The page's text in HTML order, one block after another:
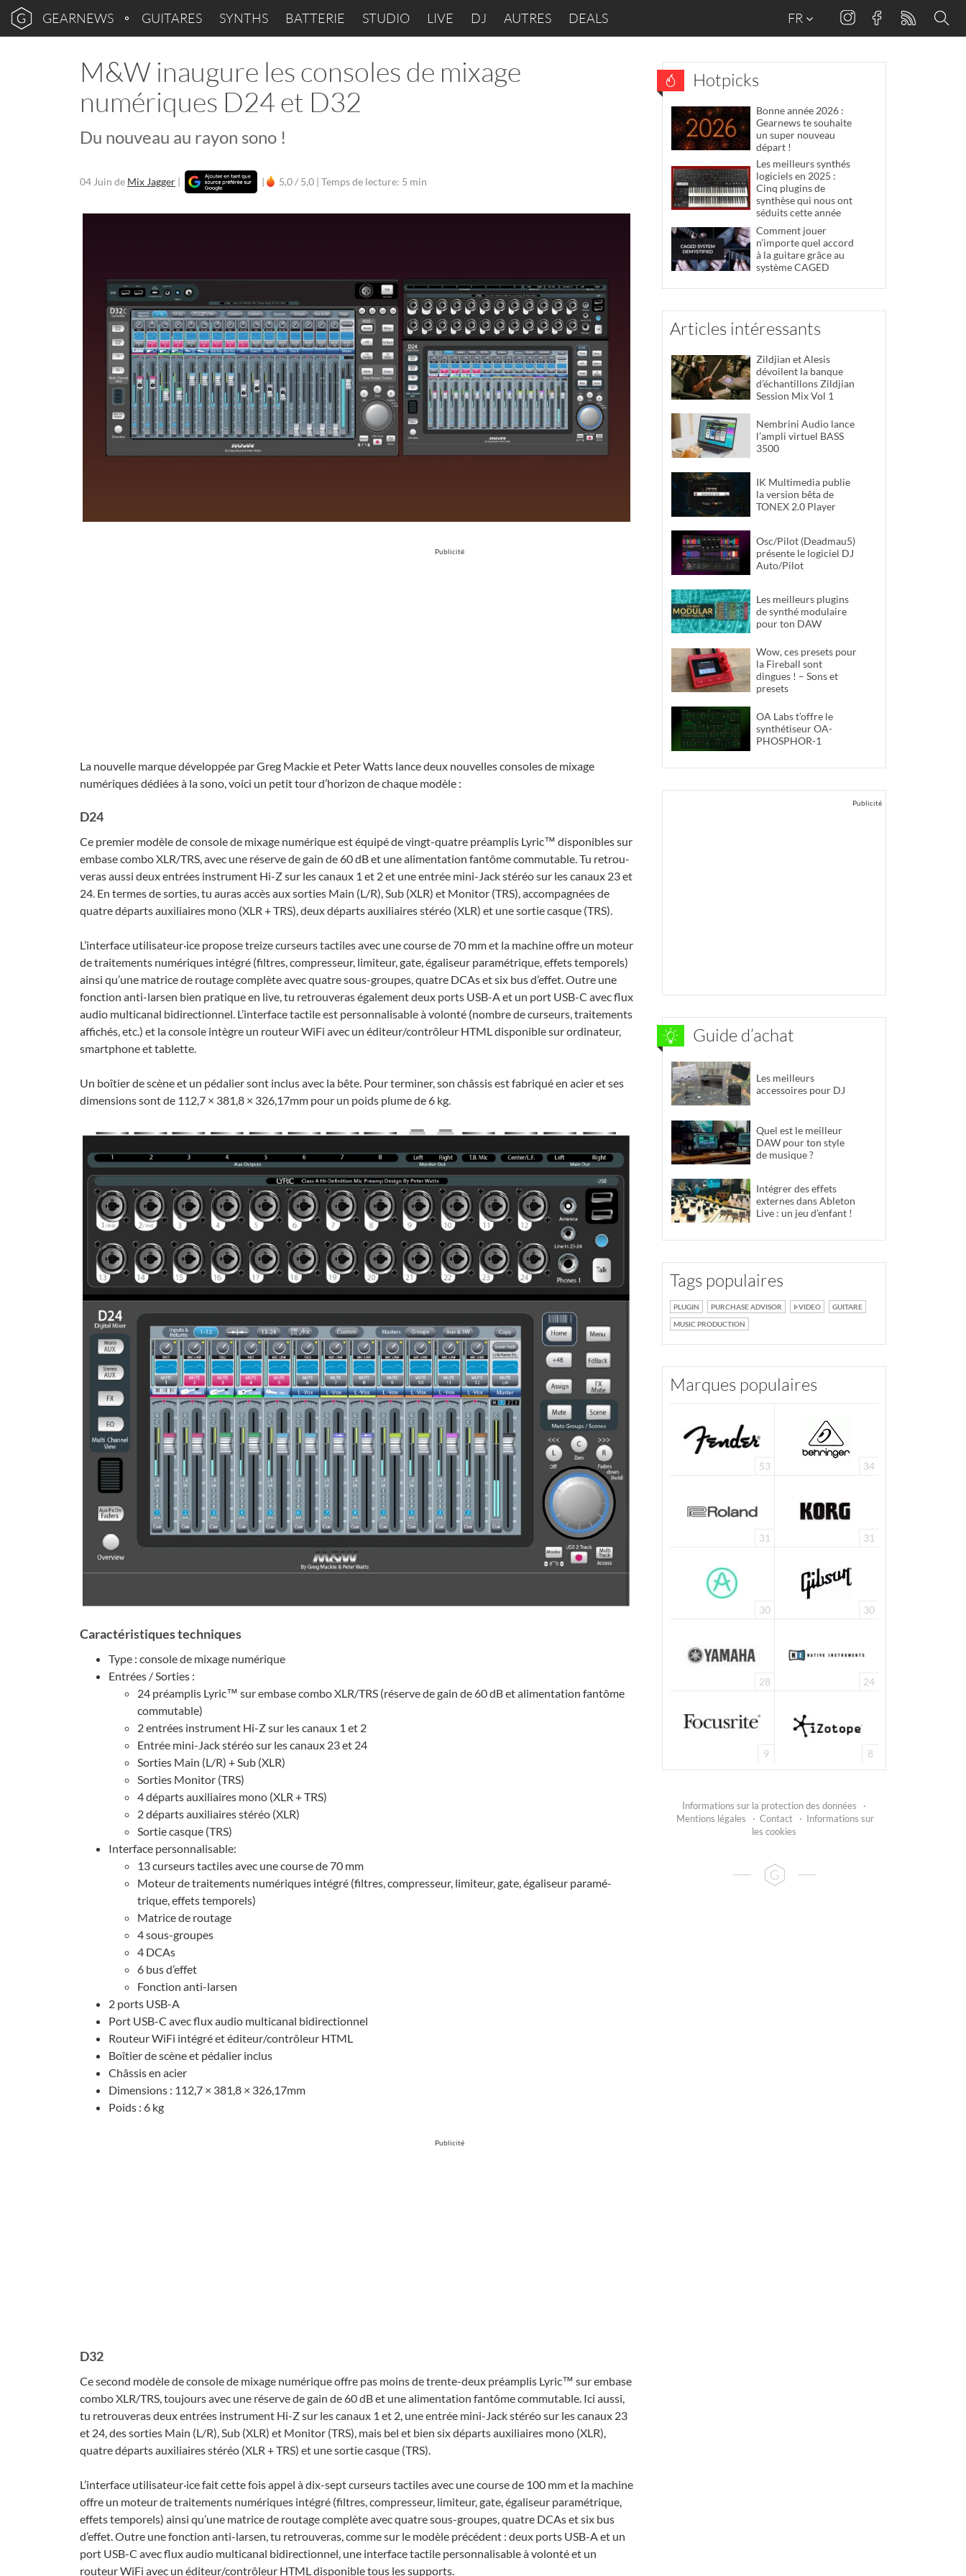
GEARNEWS GUITARES SYNTHS BATTERIE STUDIO LIVE DJ AUTRES DEALS FR
M&W inaugure les consoles de mixage
numériques D24 et D32
Du nouveau au rayon sono !
04 Juin de Mix Jagger | | 5,0 / 5,0 | Temps de lecture: 5 min
Publicité
La nouvelle marque développée par Greg Mackie et Peter Watts lance deux nouvelles consoles de mixage
numériques dédiées à la sono, voici un petit tour d’horizon de chaque modèle :
D24
Ce premier modèle de console de mixage numé­rique est équi­pé de vingt-quatre préam­plis Lyric™ dispo­nibles sur
embase combo XLR/TRS, avec une réserve de gain de 60 dB et une alimen­ta­tion fantôme commu­table. Tu retrou­
ve­ras aussi deux entrées instru­ment Hi-Z sur les canaux 1 et 2 et une entrée mini-Jack stéréo sur les canaux 23 et
24. En termes de sorties, tu auras accès aux sorties Main (L/R), Sub (XLR) et Moni­tor (TRS), accom­pa­gnées de
quatre départs auxi­liaires mono (XLR + TRS), deux départs auxi­liaires stéréo (XLR) et une sortie casque (TRS).
L’in­ter­face utilisateur·ice propose treize curseurs tactiles avec une course de 70 mm et la machine offre un moteur
de trai­te­ments numé­riques inté­gré (filtres, compres­seur, limi­teur, gate, égali­seur para­mé­trique, effets tempo­rels)
ainsi qu’une matrice de routage complète avec quatre sous-groupes, quatre DCAs et six bus d’ef­fet. Outre une
fonc­tion anti-larsen bien pratique en live, tu retrou­ve­ras égale­ment deux ports USB-A et un port USB-C avec flux
audio multi­ca­nal bidi­rec­tion­nel. L’in­ter­face tactile est person­na­li­sable à volonté (nombre de curseurs, trai­te­ments
affi­chés, etc.) et la console intègre un routeur WiFi avec un éditeur/contrô­leur HTML dispo­nible sur ordi­na­teur,
smart­phone et tablette.
Un boîtier de scène et un péda­lier sont inclus avec la bête. Pour termi­ner, son châs­sis est fabriqué en acier et ses
dimen­sions sont de 112,7 × 381,8 × 326,17mm pour un poids plume de 6 kg.
Carac­té­ris­tiques tech­niques
Type : console de mixage numé­rique
Entrées / Sorties :
24 préam­plis Lyric™ sur embase combo XLR/TRS (réserve de gain de 60 dB et alimen­ta­tion fantôme
commu­table)
2 entrées instru­ment Hi-Z sur les canaux 1 et 2
Entrée mini-Jack stéréo sur les canaux 23 et 24
Sorties Main (L/R) + Sub (XLR)
Sorties Moni­tor (TRS)
4 départs auxi­liaires mono (XLR + TRS)
2 départs auxi­liaires stéréo (XLR)
Sortie casque (TRS)
Inter­face person­na­li­sable:
13 curseurs tactiles avec une course de 70 mm
Moteur de trai­te­ments numé­riques inté­gré (filtres, compres­seur, limi­teur, gate, égali­seur para­mé­
trique, effets tempo­rels)
Matrice de routage
4 sous-groupes
4 DCAs
6 bus d’ef­fet
Fonc­tion anti-larsen
2 ports USB-A
Port USB-C avec flux audio multi­ca­nal bidi­rec­tion­nel
Routeur WiFi inté­gré et éditeur/contrô­leur HTML
Boîtier de scène et péda­lier inclus
Châs­sis en acier
Dimen­sions : 112,7 × 381,8 × 326,17mm
Poids : 6 kg
Publicité
D32
Ce second modèle de console de mixage numé­rique offre pas moins de trente-deux préam­plis Lyric™ sur embase
combo XLR/TRS, toujours avec une réserve de gain de 60 dB et une alimen­ta­tion fantôme commu­table. Ici aussi,
tu retrou­ve­ras deux entrées instru­ment Hi-Z sur les canaux 1 et 2, une entrée mini-Jack stéréo sur les canaux 23
et 24, des sorties Main (L/R), Sub (XLR) et Moni­tor (TRS), mais bel et bien six départs auxi­liaires mono (XLR),
quatre départs auxi­liaires stéréo (XLR + TRS) et une sortie casque (TRS).
L’in­ter­face utilisateur·ice fait cette fois appel à dix-sept curseurs tactiles avec une course de 100 mm et la machine
offre un moteur de trai­te­ments numé­riques inté­gré (filtres, compres­seur, limi­teur, gate, égali­seur para­mé­trique,
effets tempo­rels) ainsi qu’une matrice de routage complète avec quatre sous-groupes, quatre DCAs et six bus
d’ef­fet. Outre une fonc­tion anti-larsen, tu retrou­ve­ras, comme sur le modèle précé­dent : deux ports USB-A et un
port USB-C avec flux audio multi­ca­nal bidi­rec­tion­nel, une inter­face tactile person­na­li­sable à volonté et un
routeur WiFi avec un éditeur/contrô­leur HTML dispo­nible tous les supports.
Hotpicks
Bonne année 2026 :
Gearnews te souhaite
un super nouveau
départ !
Les meilleurs synthés
logiciels en 2025 :
Cinq plugins de
synthèse qui nous ont
séduits cette année
Comment jouer
n’importe quel accord
à la guitare grâce au
système CAGED
Articles intéressants
Zildjian et Alesis
dévoilent la banque
d’échantillons Zildjian
Session Mix Vol 1
Nembrini Audio lance
l’ampli virtuel BASS
3500
IK Multimedia publie
la version bêta de
TONEX 2.0 Player
Osc/Pilot (Deadmau5)
présente le logiciel DJ
Auto/Pilot
Les meilleurs plugins
de synthé modulaire
pour ton DAW
Wow, ces presets pour
la Fireball sont
dingues ! – Sons et
presets
OA Labs t’offre le
synthétiseur OA-
PHOSPHOR-1
Publicité
Guide d’achat
Les meilleurs
accessoires pour DJ
Quel est le meilleur
DAW pour ton style
de musique ?
Intégrer des effets
externes dans Ableton
Live : un jeu d’enfant !
Tags populaires
PLUGIN PURCHASE ADVISOR VIDEO
GUITARE
MUSIC PRODUCTION
Marques populaires
53 34
31 31
30 30
28 24
9 8
Informations sur la protection des données
·
Mentions légales
· Contact · Informations sur
les cookies